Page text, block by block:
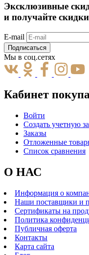
Эксклюзивные
и получайте
E-mail
Подписаться
Мы в соц.сетях
Кабинет
Войти
Создать учетную
Заказы
Отложенные
Список сравнения
О НАС
Информация о
Наши поставщики и
Сертификаты на
Политика
Публичная оферта
Контакты
Карта сайта